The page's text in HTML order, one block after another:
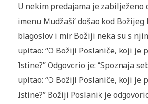
U nekim predajama je zabilježeno
imenu Mudžaši‘ došao kod Božijeg
blagoslov i mir Božiji neka su s
upitao: “O Božiji Poslaniče, koji je
Istine?” Odgovorio je: “Spoznaja
upitao: “O Božiji Poslaniče, koji je
Istine?” Božiji Poslanik je